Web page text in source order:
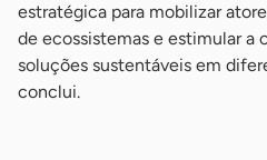
estratégica para mobilizar
de ecossistemas e estimular a
soluções sustentáveis em
conclui.